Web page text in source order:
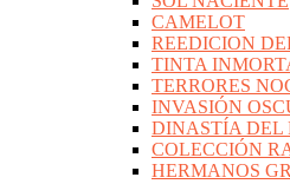
CAMELOT
REEDICION
TINTA
TERRORES
INVASIÓN
DINASTÍA DEL
COLECCIÓN
HERMANOS